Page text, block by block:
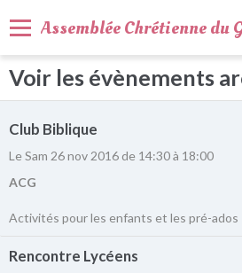
Assemblée Chrétienne du
Activités
Nous trouver
Nous contacter
Voir les évènements
Club Biblique
Le Sam 26 nov 2016de 14:30à 18:00
ACG
Activités pour les enfants et les pré-ados
Rencontre Lycéens